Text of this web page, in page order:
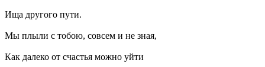
Ища другого пути.
Мы плыли с тобою, совсем и не зная,
Как далеко от счастья можно уйти